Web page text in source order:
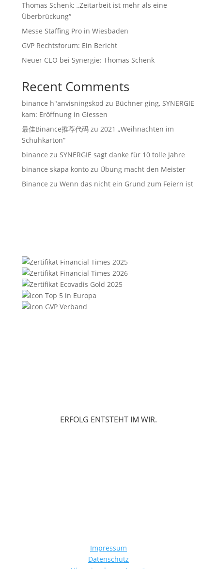
Thomas Schenk: „Zeitarbeit ist mehr als eine
Überbrückung“
Messe Staffing Pro in Wiesbaden
GVP Rechtsforum: Ein Bericht
Neuer CEO bei Synergie: Thomas Schenk
Recent Comments
binance h"anvisningskod zu Büchner ging, SYNERGIE
kam: Eröffnung in Giessen
最佳Binance推荐代码zu 2021 „Weihnachten im
Schuhkarton“
binance zu SYNERGIE sagt danke für 10 tolle Jahre
binance skapa kontozu Übung macht den Meister
Binance zu Wenn das nicht ein Grund zum Feiern ist
ERFOLG ENTSTEHT IM WIR.
Impressum
Datenschutz